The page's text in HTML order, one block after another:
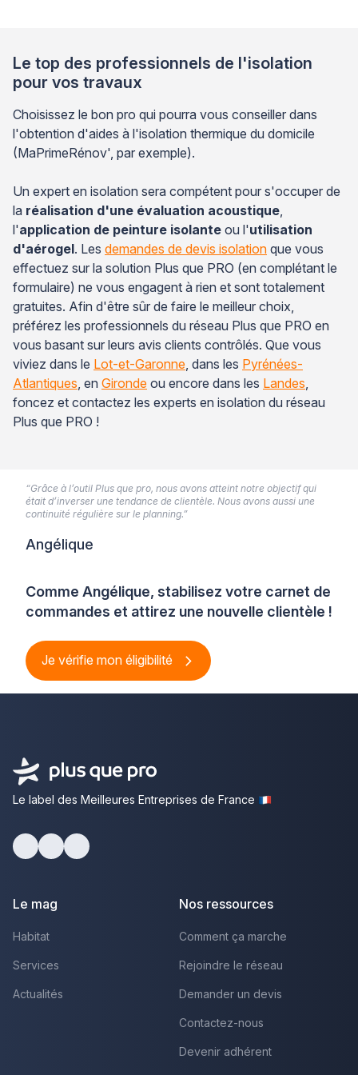
Le top des professionnels de l'isolation
pour vos travaux
Choisissez le bon pro qui pourra vous conseiller dans
l'obtention d'aides à l'isolation thermique du domicile
(MaPrimeRénov', par exemple).
Un expert en isolation sera compétent pour s'occuper de
la réalisation d'une évaluation acoustique
l'application de peinture isolante ou l'utilisation
d'aérogel. Les demandes de devis isolation que vous
effectuez sur la solution Plus que PRO (en complétant le
formulaire) ne vous engagent à rien et sont totalement
gratuites. Afin d'être sûr de faire le meilleur choix,
préférez les professionnels du réseau Plus que PRO en
vous basant sur leurs avis clients contrôlés. Que vous
viviez dans le Lot-et-Garonne , dans les Pyrénées-
Atlantiques , en Gironde ou encore dans les Landes
foncez et contactez les experts en isolation du réseau
Plus que PRO !
Comme Angélique, stabilisez votre carnet de
commandes et attirez une nouvelle clientèle !
Je vérifie mon éligibilité
“Grâce à l’outil Plus que pro, nous avons atteint notre objectif qui
était d’inverser une tendance de clientèle. Nous avons aussi une
continuité régulière sur le planning.”
Angélique
Le label des Meilleures Entreprises de France
Le mag
Habitat
Services
Actualités
Nos ressources
Comment ça marche
Rejoindre le réseau
Demander un devis
Contactez-nous
Devenir adhérent